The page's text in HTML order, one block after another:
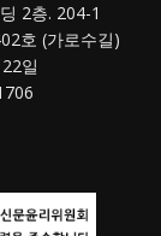
2층. 204-1
호 (가로수길)
일